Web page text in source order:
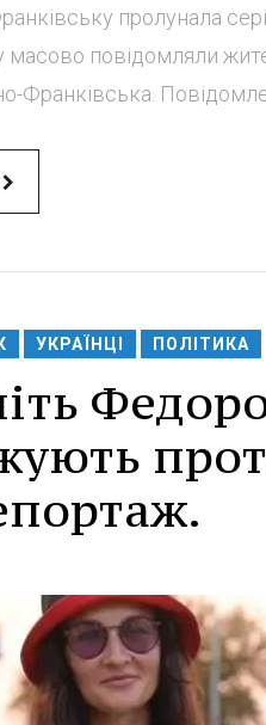
пролунала
повідомляли
Франківська.
УКРАЇНЦІ ПОЛІТИКА